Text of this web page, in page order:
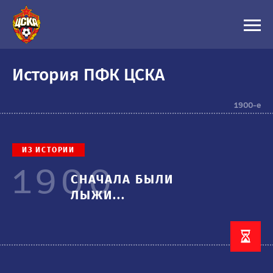
1900-е
История ПФК ЦСКА
1900-е
ИЗ ИСТОРИИ
1900СНАЧАЛА БЫЛИ
ЛЫЖИ...
1910-е